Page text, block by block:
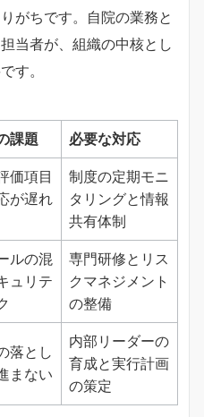
がちです。自院の業務と
当者が、組織の中核とし
す。
課題 必要な対応
価項目
が遅れ
制度の定期モニ
タリングと情報
共有体制
ルの混
ュリテ
専門研修とリス
クマネジメント
の整備
落とし
まない
内部リーダーの
育成と実行計画
の策定